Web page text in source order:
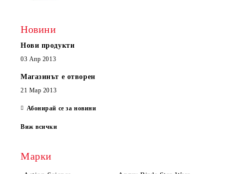
Новини
Нови продукти
03 Апр 2013
Магазинът е отворен
21 Мар 2013
Абонирай се за новини
Виж всички
Марки